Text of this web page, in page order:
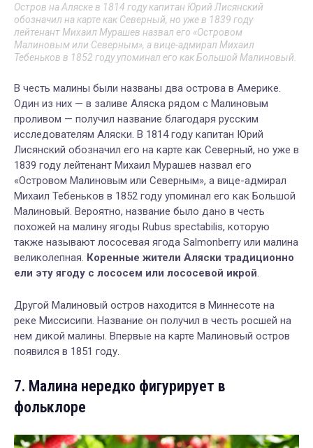
Остров на Аляске в 1814 году капитан Юрий Лисянский
обозначил на карте как Северный, но уже в 1839 году
лейтенант Михаил Мурашев назвал его «Островом
Малиновым или Северным», а вице-адмирал Михаил
Тебеньков в 1852 году упоминал его как Большой Малиновый.
В честь малины были названы два острова в Америке.
Один из них — в заливе Аляска рядом с Малиновым
проливом — получил название благодаря русским
исследователям Аляски. В 1814 году капитан Юрий
Лисянский обозначил его на карте как Северный, но уже в
1839 году лейтенант Михаил Мурашев назвал его
«Островом Малиновым или Северным», а вице-адмирал
Михаил Тебеньков в 1852 году упоминал его как Большой
Малиновый. Вероятно, название было дано в честь
похожей на малину ягоды Rubus spectabilis, которую
также называют лососевая ягода Salmonberry или малина
великолепная. Коренные жители Аляски традиционно
ели эту ягоду с лососем или лососевой икрой
Другой Малиновый остров находится в Миннесоте на
реке Миссисипи. Название он получил в честь росшей на
нем дикой малины. Впервые на карте Малиновый остров
появился в 1851 году.
7. Малина нередко фигурирует в
фольклоре